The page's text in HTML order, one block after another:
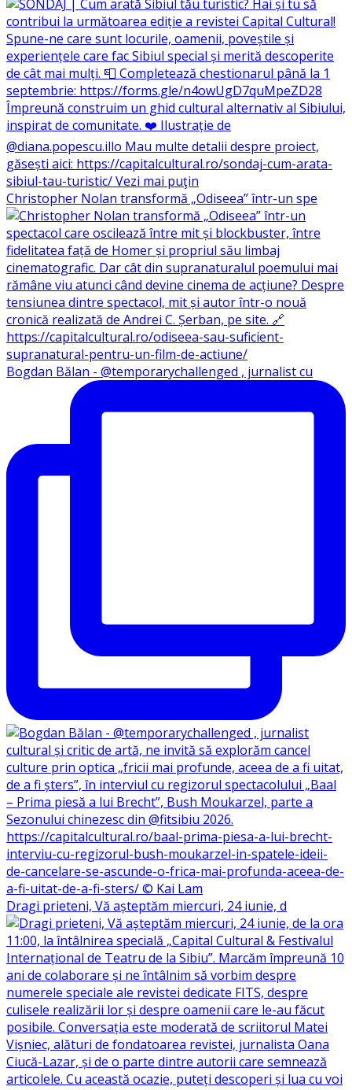
Christopher Nolan transformă „Odiseea” într-un spe
Bogdan Bălan - @temporarychallenged , jurnalist cu
Dragi prieteni, Vă așteptăm miercuri, 24 iunie, d